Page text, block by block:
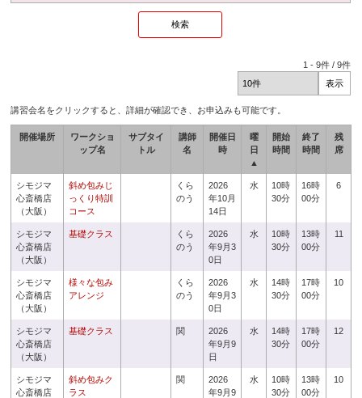
1 -9件 /9件
講習会名をクリックすると、詳細が確認でき、お申込みも可能です。
開催場所
ワークショ
ップ名
サブタイ
トル
講師
名
開催日
時
曜
日
▲
開始
時間
終了
時間
残
席
シモジマ
心斎橋店
（大阪）
斜め包みじ
っくり特訓
コース
くら
のう
2026
年10月
14日
水
10時
30分
16時
00分
6
シモジマ
心斎橋店
（大阪）
基礎クラス
くら
のう
2026
年9月3
0日
水
10時
30分
13時
00分
11
シモジマ
心斎橋店
（大阪）
様々な包み
アレンジ
くら
のう
2026
年9月3
0日
水
14時
30分
17時
00分
10
シモジマ
心斎橋店
（大阪）
基礎クラス 関
2026
年9月9
日
水
14時
30分
17時
00分
12
シモジマ
心斎橋店
斜め包みク
ラス
関
2026
年9月9
水
10時
30分
13時
00分
10